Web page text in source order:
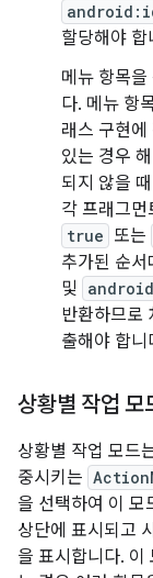
할당해야 합
메뉴 항목
다. 메뉴 항
래스 구현
있는 경우
되지 않을
각 프래그먼
true 또는
추가된 순
및
반환하므로
출해야 합니
상황별 작업 모
상황별 작업 모드
중시키는
을 선택하여 이 모
상단에 표시되고
을 표시합니다. 이